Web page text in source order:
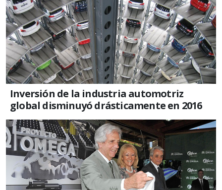
Inversión de la industria automotriz
global disminuyó drásticamente en 2016